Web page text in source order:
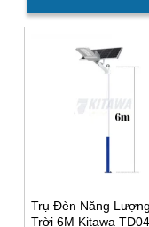
Trụ Đèn Năng
Trời 6M Kitawa